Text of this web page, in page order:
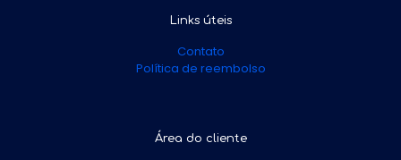
Links úteis
Contato
Política de reembolso
Área do cliente